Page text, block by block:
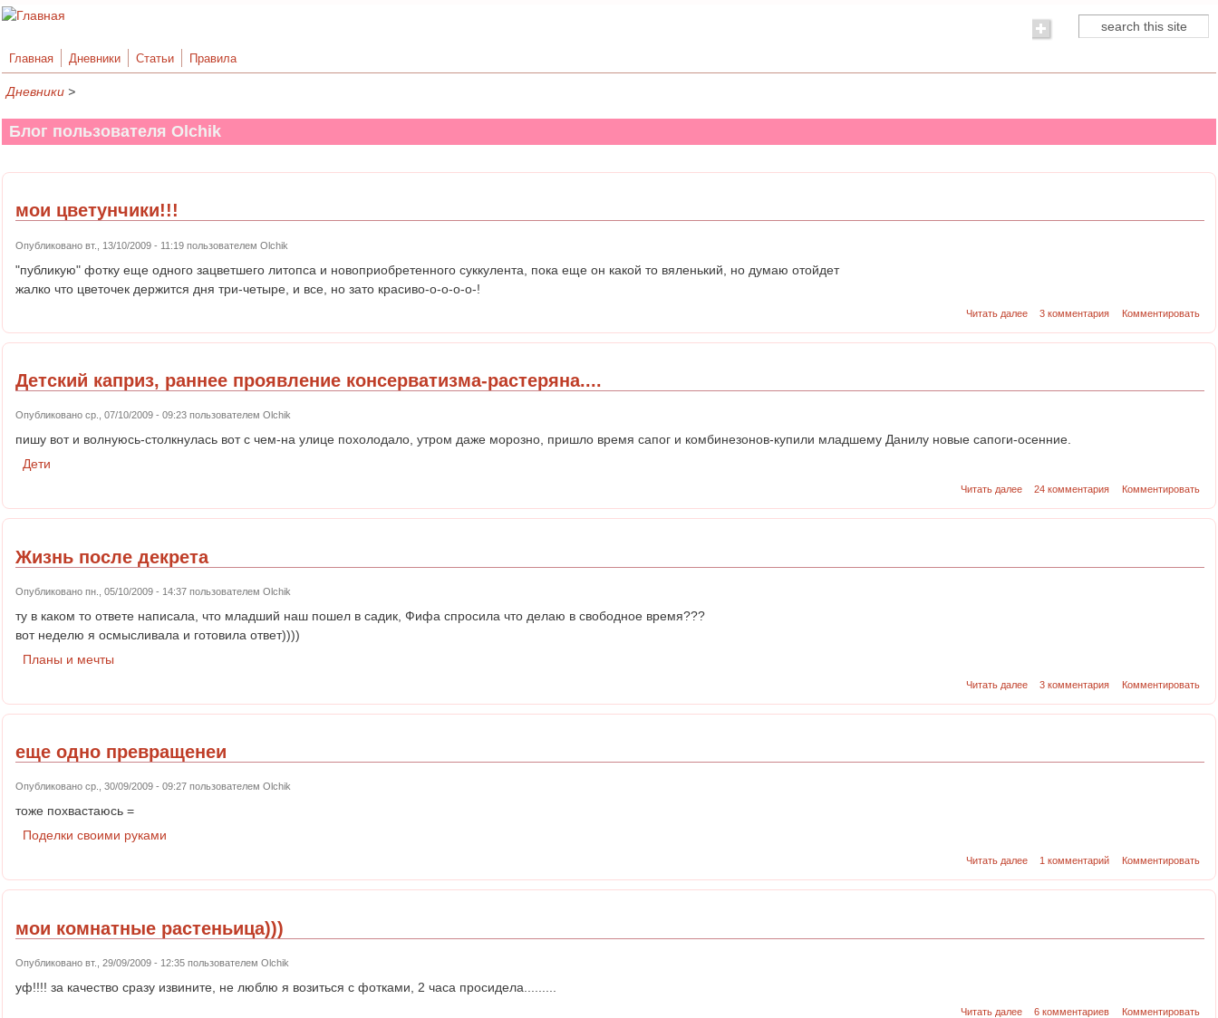
Форма поиска
Поиск
Главная Дневники Статьи Правила
Дневники >
Блог пользователя Olchik
мои цветунчики!!!
Опубликовано вт., 13/10/2009 - 11:19 пользователем Olchik
"публикую" фотку еще одного зацветшего литопса и новоприобретенного суккулента, пока еще он какой то вяленький, но думаю отойдет
жалко что цветочек держится дня три-четыре, и все, но зато красиво-о-о-о-о-!
Читать далее 3 комментария Комментировать
Детский каприз, раннее проявление консерватизма-растеряна....
Опубликовано ср., 07/10/2009 - 09:23 пользователем Olchik
пишу вот и волнуюсь-столкнулась вот с чем-на улице похолодало, утром даже морозно, пришло время сапог и комбинезонов-купили младшему Данилу новые сапоги-осенние.
Дети
Читать далее 24 комментария Комментировать
Жизнь после декрета
Опубликовано пн., 05/10/2009 - 14:37 пользователем Olchik
ту в каком то ответе написала, что младший наш пошел в садик, Фифа спросила что делаю в свободное время???
вот неделю я осмысливала и готовила ответ))))
Планы и мечты
Читать далее 3 комментария Комментировать
еще одно превращенеи
Опубликовано ср., 30/09/2009 - 09:27 пользователем Olchik
тоже похвастаюсь =
Поделки своими руками
Читать далее 1 комментарий Комментировать
мои комнатные растеньица)))
Опубликовано вт., 29/09/2009 - 12:35 пользователем Olchik
уф!!!! за качество сразу извините, не люблю я возиться с фотками, 2 часа просидела.........
Читать далее 6 комментариев Комментировать